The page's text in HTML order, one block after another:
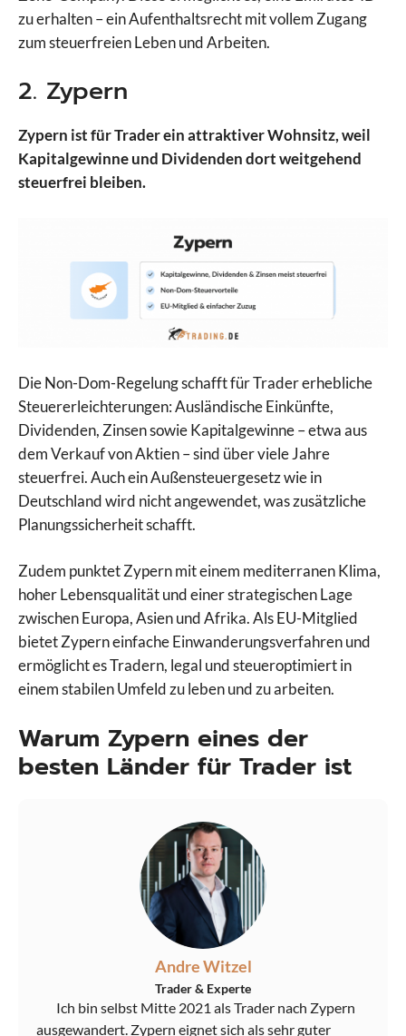
zu erhalten – ein Aufenthaltsrecht mit vollem Zugang
zum steuerfreien Leben und Arbeiten.
2. Zypern
Zypern ist für Trader ein attraktiver Wohnsitz, weil
Kapitalgewinne und Dividenden dort weitgehend
steuerfrei bleiben.
Die Non-Dom-Regelung schafft für Trader erhebliche
Steuererleichterungen: Ausländische Einkünfte,
Dividenden, Zinsen sowie Kapitalgewinne – etwa aus
dem Verkauf von Aktien – sind über viele Jahre
steuerfrei. Auch ein Außensteuergesetz wie in
Deutschland wird nicht angewendet, was zusätzliche
Planungssicherheit schafft.
Zudem punktet Zypern mit einem mediterranen Klima,
hoher Lebensqualität und einer strategischen Lage
zwischen Europa, Asien und Afrika. Als EU-Mitglied
bietet Zypern einfache Einwanderungsverfahren und
ermöglicht es Tradern, legal und steueroptimiert in
einem stabilen Umfeld zu leben und zu arbeiten.
Warum Zypern eines der
besten Länder für Trader ist
Andre Witzel
Trader & Experte
Ich bin selbst Mitte 2021 als Trader nach Zypern
ausgewandert. Zypern eignet sich als sehr guter